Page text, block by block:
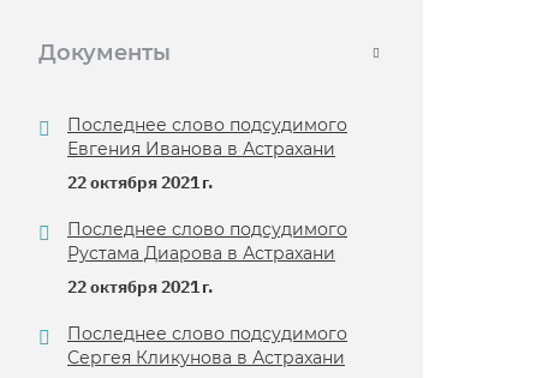
Документы
Последнее слово подсудимого
Евгения Иванова в Астрахани
22 октября 2021 г.
Последнее слово подсудимого
Рустама Диарова в Астрахани
22 октября 2021 г.
Последнее слово подсудимого
Сергея Кликунова в Астрахани